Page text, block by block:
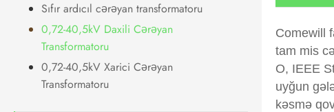
Sıfır ardıcıl cərəyan transformatoru
0,72-40,5kV Daxili Cərəyan
Transformatoru
0,72-40,5kV Xarici Cərəyan
Transformatoru
Comewill
tam mis
O, IEEE
uyğun
kəsmə